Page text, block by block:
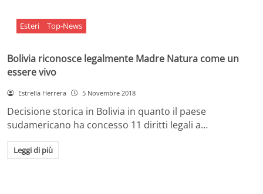
Esteri Top-News
Bolivia riconosce legalmente Madre Natura come un
essere vivo
Estrella Herrera 5 Novembre 2018
Decisione storica in Bolivia in quanto il paese
sudamericano ha concesso 11 diritti legali a…
Leggi di più